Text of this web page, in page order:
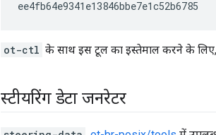
ot-ctl के साथ इस टूल का इस्तेमाल करने के लिए,
स्टीयरिंग डेटा जनरेटर